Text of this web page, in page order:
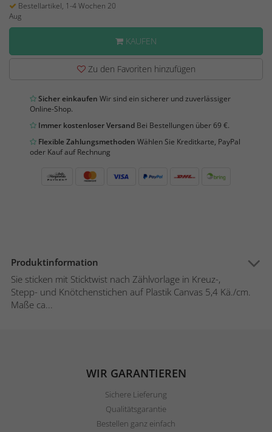
Bestellartikel, 1-4 Wochen 20
Aug
KAUFEN
Zu den Favoriten hinzufügen
Sicher einkaufen Wir sind ein sicherer und zuverlässiger
Online-Shop.
Immer kostenloser Versand Bei Bestellungen über 69 €.
Flexible Zahlungsmethoden Wählen Sie Kreditkarte, PayPal
oder Kauf auf Rechnung
Produktinformation
Sie sticken mit Sticktwist nach Zählvorlage in Kreuz-,
Stepp- und Knötchenstichen auf Plastik Canvas 5,4 Kä./cm.
Maße ca...
WIR GARANTIEREN
Sichere Lieferung
Qualitätsgarantie
Bestellen ganz einfach